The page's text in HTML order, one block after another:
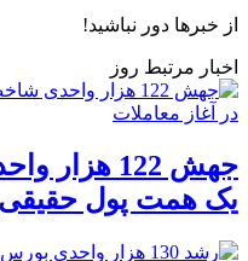
از خبرها دور نباشید!
اخبار مرتبط روز
جهش 122
یک همت پول حقیقی